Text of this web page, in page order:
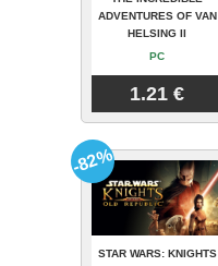
ADVENTURES OF VAN
HELSING II
PC
1.21 €
STAR WARS: KNIGHTS
-82%